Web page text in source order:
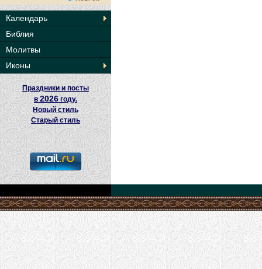
Календарь
Библия
Молитвы
Иконы
Праздники и посты
в2026 году.
Новый стиль
Старый стиль